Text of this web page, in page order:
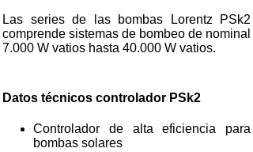
Las series de las bombas Lorentz PSk2
comprende sistemas de bombeo de nominal
7.000 W vatios hasta 40.000 W vatios.
Controlador de alta eficiencia para
bombas solares
Datos técnicos controlador PSk2